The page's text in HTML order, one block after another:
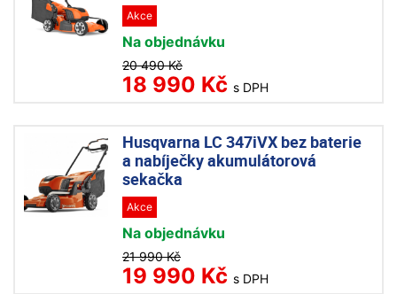
Akce
Na objednávku
20 490 Kč
18 990 Kč s DPH
Husqvarna LC 347iVX bez baterie
a nabíječky akumulátorová
sekačka
Akce
Na objednávku
21 990 Kč
19 990 Kč s DPH